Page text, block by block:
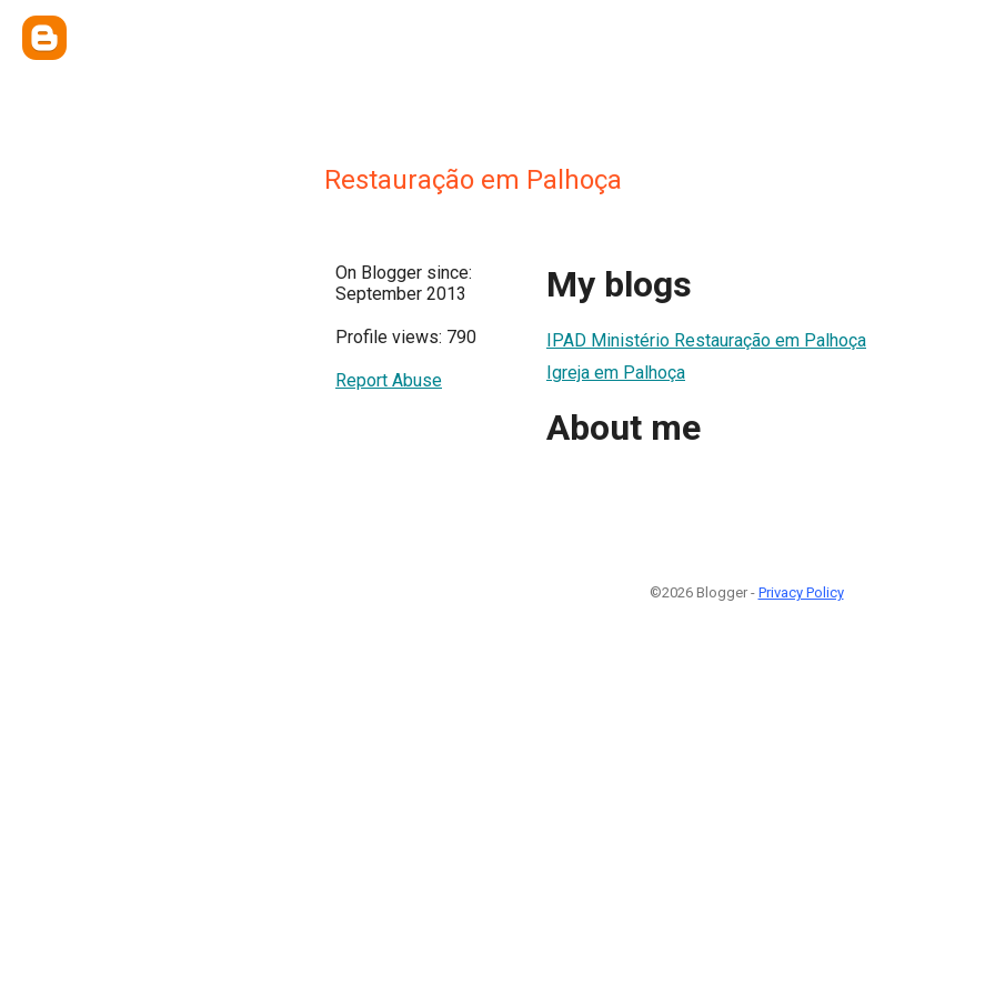
Restauração em Palhoça
On Blogger since:
September 2013
Profile views: 790
Report Abuse
My blogs
IPAD Ministério Restauração em Palhoça
Igreja em Palhoça
About me
©2026 Blogger - Privacy Policy